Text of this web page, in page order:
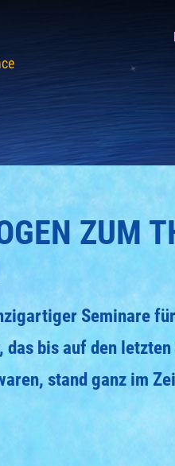
ZUM
Seminare
das bis auf den
stand ganz im